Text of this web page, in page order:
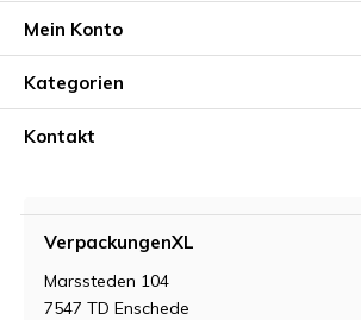
Mein Konto
Kategorien
Kontakt
VerpackungenXL
Marssteden 104
7547 TD Enschede